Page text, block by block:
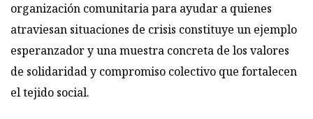
organización comunitaria para ayudar a quienes
atraviesan situaciones de crisis constituye un ejemplo
esperanzador y una muestra concreta de los valores
de solidaridad y compromiso colectivo que fortalecen
el tejido social.